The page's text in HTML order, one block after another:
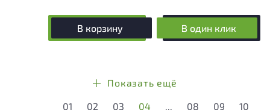
В корзину В один клик
Показать ещё
01 02 03 04 ... 08 09 10